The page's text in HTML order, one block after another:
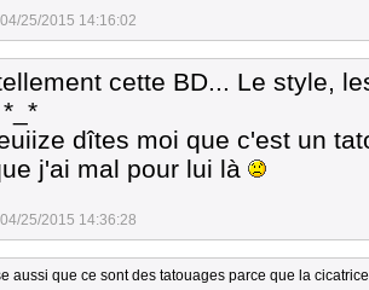
04/25/2015 14:16:02
cette BD... Le style,
dîtes moi que c'est un
j'ai mal pour lui là
04/25/2015 14:36:28
aussi que ce sont des tatouages parce que la